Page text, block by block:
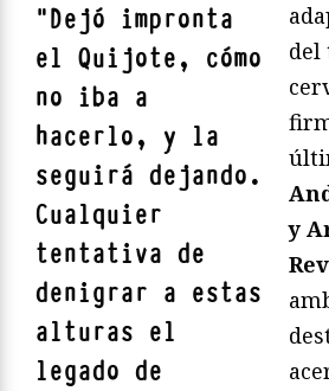
"Dejó impronta
el Quijote, cómo
no iba a
hacerlo, y la
seguirá dejando.
Cualquier
tentativa de
denigrar a estas
alturas el
legado de
del
y